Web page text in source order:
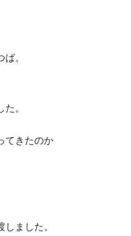
。
。
てきたのか
ました。